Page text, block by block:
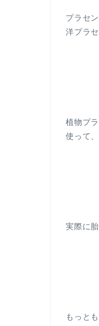
プラセ
洋プラ
植物プ
使って
実際に
もっと